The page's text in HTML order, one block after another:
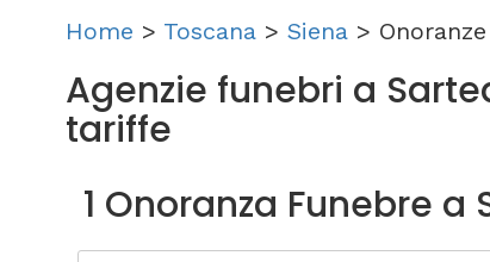
Home > Toscana > Siena >
Agenzie funebri a
tariffe
1 Onoranza Funebre a